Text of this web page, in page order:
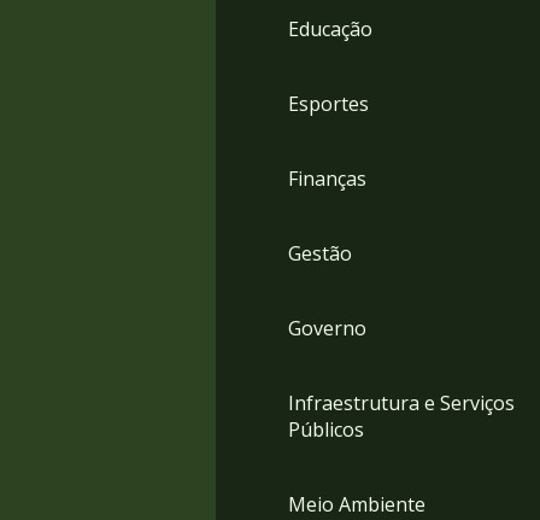
Educação
Esportes
Finanças
Gestão
Governo
Infraestrutura e Serviços
Públicos
Meio Ambiente